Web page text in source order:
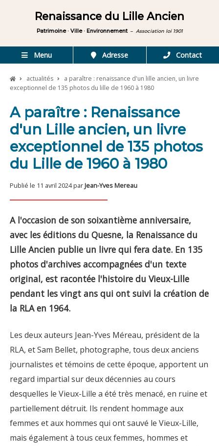
Renaissance du Lille Ancien
Patrimoine · Ville · Environnement– Association loi 1901
Menu Adresse Contact
actualités
a paraître : renaissance d'un lille ancien, un livre
exceptionnel de 135 photos du lille de 1960 à 1980
A paraître : Renaissance
d'un Lille ancien, un livre
exceptionnel de 135 photos
du Lille de 1960 à 1980
Publié le 11 avril 2024 parJean-Yves Mereau
A l'occasion de son soixantième anniversaire,
avec les éditions du Quesne, la Renaissance du
Lille Ancien publie un livre qui fera date. En 135
photos d'archives accompagnées d'un texte
original, est racontée l'histoire du Vieux-Lille
pendant les vingt ans qui ont suivi la création de
la RLA en 1964.
Les deux auteurs Jean-Yves Méreau, président de la
RLA, et Sam Bellet, photographe, tous deux anciens
journalistes et témoins de cette époque, apportent un
regard impartial sur deux décennies au cours
desquelles le Vieux-Lille a été très menacé, en ruine et
partiellement détruit. Ils rendent hommage aux
femmes et aux hommes qui ont sauvé le Vieux-Lille,
mais également à tous ceux femmes, hommes et